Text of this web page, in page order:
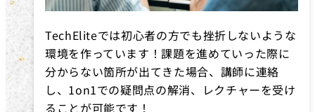
TechEliteでは初心者の方でも挫折しないような
環境を作っています！課題を進めていった際に
分からない箇所が出てきた場合、講師に連絡
し、1on1での疑問点の解消、レクチャーを受け
ることが可能です！